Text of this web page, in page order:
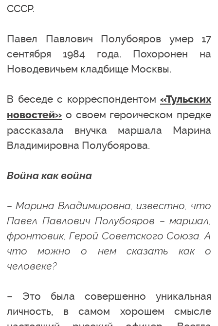
СССР.
Павел Павлович Полубояров умер 17
сентября 1984 года. Похоронен на
Новодевичьем кладбище Москвы.
В беседе с корреспондентом «Тульских
новостей» о своем героическом предке
рассказала внучка маршала Марина
Владимировна Полубоярова.
Война как война
– Марина Владимировна, известно, что
Павел Павлович Полубояров – маршал,
фронтовик, Герой Советского Союза. А
что можно о нем сказать как о
человеке?
– Это была совершенно уникальная
личность, в самом хорошем смысле